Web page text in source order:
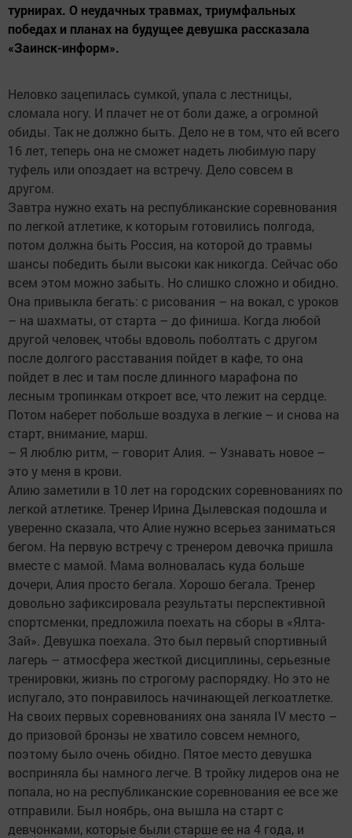
турнирах. О неудачных травмах, триумфальных
победах и планах на будущее девушка рассказала
«Заинск-информ».
Неловко зацепилась сумкой, упала с лестницы,
сломала ногу. И плачет не от боли даже, а огромной
обиды. Так не должно быть. Дело не в том, что ей всего
16 лет, теперь она не сможет надеть любимую пару
туфель или опоздает на встречу. Дело совсем в
другом.
Завтра нужно ехать на республиканские соревнования
по легкой атлетике, к которым готовились полгода,
потом должна быть Россия, на которой до травмы
шансы победить были высоки как никогда. Сейчас обо
всем этом можно забыть. Но слишко сложно и обидно.
Она привыкла бегать: с рисования – на вокал, с уроков
– на шахматы, от старта – до финиша. Когда любой
другой человек, чтобы вдоволь поболтать с другом
после долгого расставания пойдет в кафе, то она
пойдет в лес и там после длинного марафона по
лесным тропинкам откроет все, что лежит на сердце.
Потом наберет побольше воздуха в легкие – и снова на
старт, внимание, марш.
– Я люблю ритм, – говорит Алия. – Узнавать новое –
это у меня в крови.
Алию заметили в 10 лет на городских соревнованиях по
легкой атлетике. Тренер Ирина Дылевская подошла и
уверенно сказала, что Алие нужно всерьез заниматься
бегом. На первую встречу с тренером девочка пришла
вместе с мамой. Мама волновалась куда больше
дочери, Алия просто бегала. Хорошо бегала. Тренер
довольно зафиксировала результаты перспективной
спортсменки, предложила поехать на сборы в «Ялта-
Зай». Девушка поехала. Это был первый спортивный
лагерь – атмосфера жесткой дисциплины, серьезные
тренировки, жизнь по строгому распорядку. Но это не
испугало, это понравилось начинающей легкоатлетке.
На своих первых соревнованиях она заняла IV место –
до призовой бронзы не хватило совсем немного,
поэтому было очень обидно. Пятое место девушка
восприняла бы намного легче. В тройку лидеров она не
попала, но на республиканские соревнования ее все же
отправили. Был ноябрь, она вышла на старт с
девчонками, которые были старше ее на 4 года, и